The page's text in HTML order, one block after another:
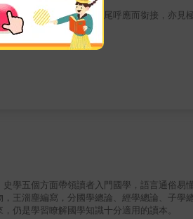
一主題、篇與篇之間首尾呼應而銜接，亦見
學五個方面帶領讀者入門國學，語言通俗易
淄塵編寫，分國學總論、經學總論、子學
仍是學習瞭解國學知識十分適用的讀本。